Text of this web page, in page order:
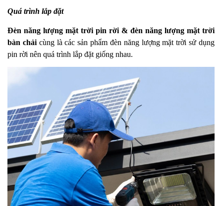
Quá trình lắp đặt
Đèn năng lượng mặt trời pin rời & đèn năng lượng mặt trời
bàn chảicùng là các sản phẩm đèn năng lượng mặt trời sử dụng
pin rời nên quá trình lắp đặt giống nhau.